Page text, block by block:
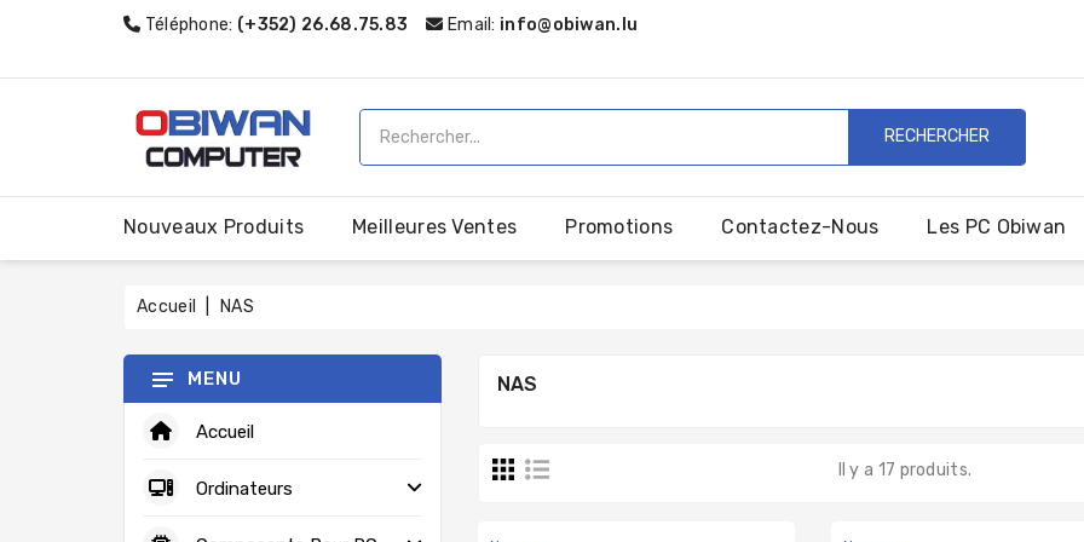
Téléphone: (+352) 26.68.75.83 Email: info@obiwan.lu
RECHERCHER
Nouveaux Produits Meilleures Ventes Promotions Contactez-Nous Les PC Obiwan
Accueil NAS
MENU
Accueil
Ordinateurs
NAS
Il y a 17 produits.